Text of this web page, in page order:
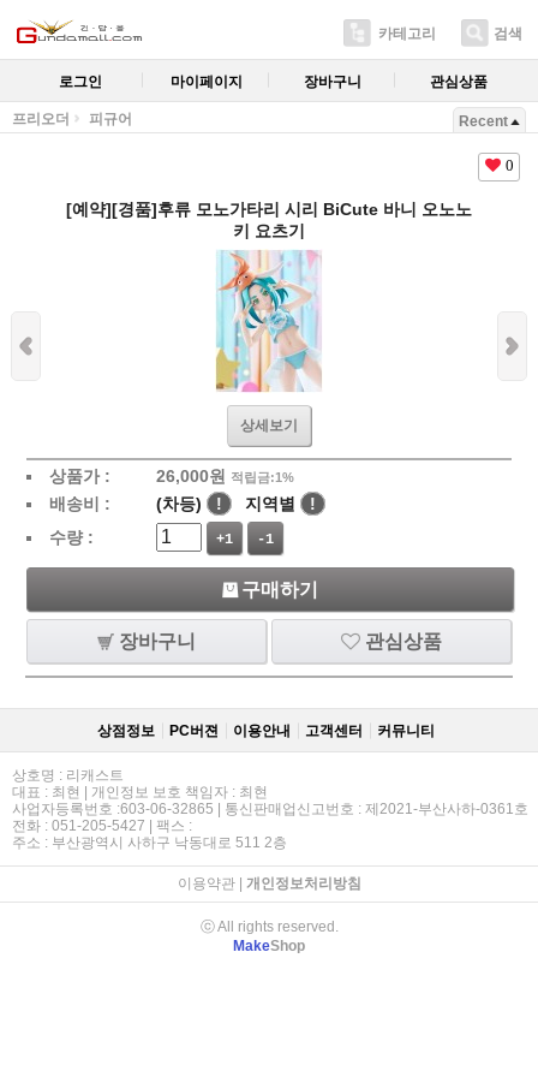
카테고리 검색
로그인 마이페이지 장바구니 관심상품
프리오더 피규어 Recent
0
[예약][경품]후류 모노가타리 시리 BiCute 바니 오노노
키 요츠기
상세보기
상품가 : 26,000원 적립금:1%
배송비 : (차등) ! 지역별
!
수량 :
+1 -1
구매하기
장바구니 관심상품
상점정보 PC버젼 이용안내 고객센터 커뮤니티
상호명 : 리캐스트
대표 : 최현 | 개인정보 보호 책임자 : 최현
사업자등록번호 :603-06-32865 | 통신판매업신고번호 : 제2021-부산사하-0361호
전화 : 051-205-5427 | 팩스 :
주소 : 부산광역시 사하구 낙동대로 511 2층
이용약관| 개인정보처리방침
ⓒ All rights reserved.
MakeShop